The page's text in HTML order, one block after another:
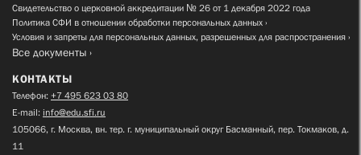
Свидетельство о церковной аккредитации № 26 от 1 декабря 2022 года
Политика СФИ в отношении обработки персональных данных
Условия и запреты для персональных данных, разрешенных для распространения
Все документы
КОНТАКТЫ
Телефон: +7 495 623 03 80
E-mail: info@edu.sfi.ru
105066, г. Москва, вн. тер. г. муниципальный округ Басманный, пер. Токмаков, д.
11